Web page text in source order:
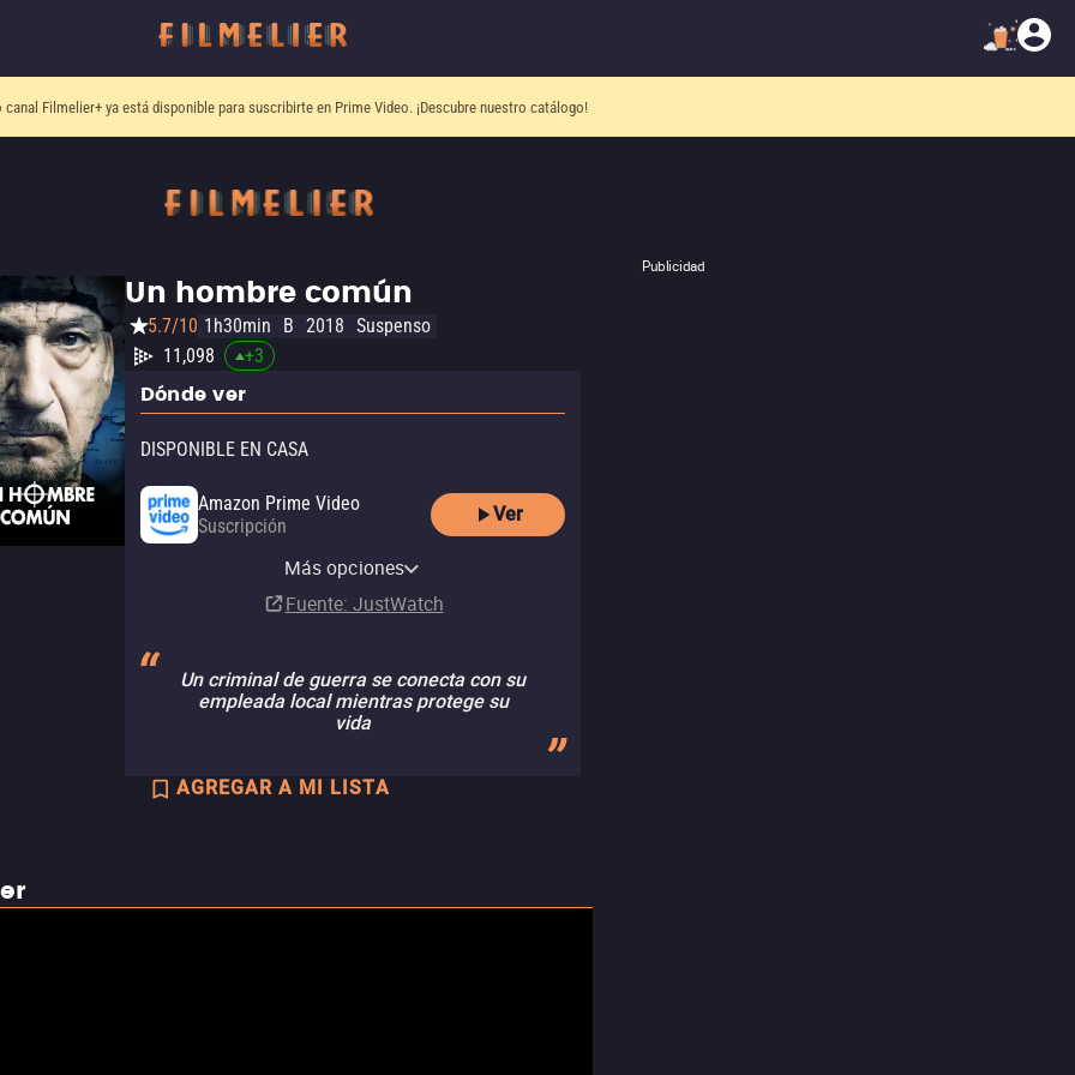
canal Filmelier+ya está disponible para suscribirte en Prime Video. ¡Descubre nuestro catálogo!
Publicidad
Un hombre común
5.7/10 1h30min B 2018 Suspenso
11,098
+3
Dónde ver
DISPONIBLE EN CASA
Amazon Prime Video
Suscripción
Ver
Amazon Prime Video with
Suscripción
Amazon Video
MX$50.00
Apple TV Store
MX$50.00
Looke Amazon Channel
SuscripciónMás opciones
Fuente: JustWatch
Un criminal de guerra se conecta con su
empleada local mientras protege su
vida
AGREGAR A MI LISTA